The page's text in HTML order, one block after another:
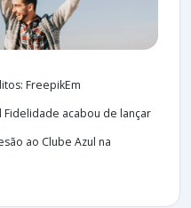
FreepikEm
Fidelidade acabou de lançar
ao Clube Azul na